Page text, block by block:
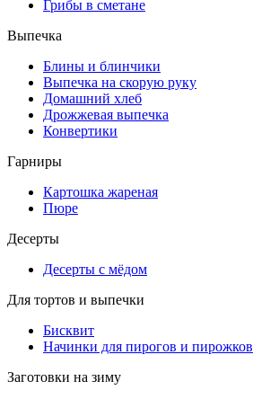
Грибы в сметане
Выпечка
Блины и блинчики
Выпечка на скорую руку
Домашний хлеб
Дрожжевая выпечка
Конвертики
Гарниры
Картошка жареная
Пюре
Десерты
Десерты с мёдом
Для тортов и выпечки
Бисквит
Начинки для пирогов и пирожков
Заготовки на зиму